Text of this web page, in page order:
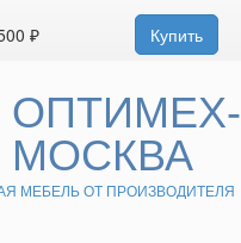
₽
Купить
ОПТИМЕХ-
МОСКВА
МЕБЕЛЬ ОТ ПРОИЗВОДИТЕЛЯ